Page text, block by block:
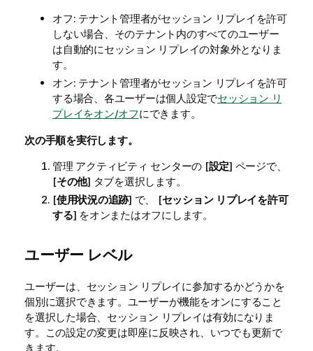
オフ: テナント管理者がセッション リプレイを許可
しない場合、そのテナント内のすべてのユーザー
は自動的にセッション リプレイの対象外となりま
す。
オン: テナント管理者がセッション リプレイを許可
する場合、各ユーザーは個人設定でセッション リ
プレイをオン/オフにできます。
次の手順を実行します。
管理 アクティビティ センターの [設定] ページで、
[その他] タブを選択します。
[使用状況の追跡] で、 [セッション リプレイを許可
する] をオンまたはオフにします。
ユーザー レベル
ユーザーは、セッション リプレイに参加するかどうかを
個別に選択できます。ユーザーが機能をオンにすること
を選択した場合、セッション リプレイは有効になりま
す。この設定の変更は即座に反映され、いつでも更新で
きます。